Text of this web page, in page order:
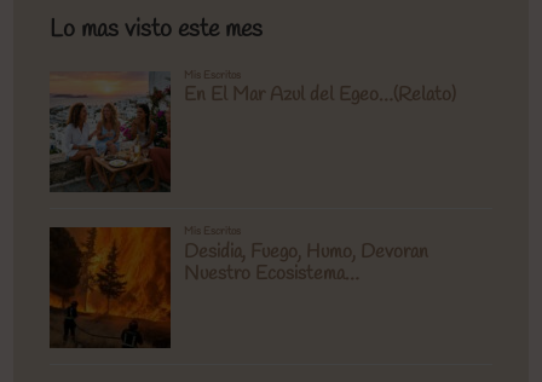
Lo mas visto este mes